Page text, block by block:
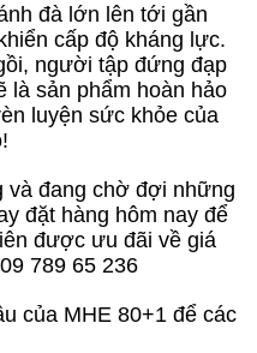
đà lớn lên tới gần
cấp độ kháng lực.
người tập đứng đạp
là sản phẩm hoàn hảo
luyện sức khỏe của
và đang chờ đợi những
đặt hàng hôm nay để
được ưu đãi về giá
789 65 236
của MHE 80+1 để các